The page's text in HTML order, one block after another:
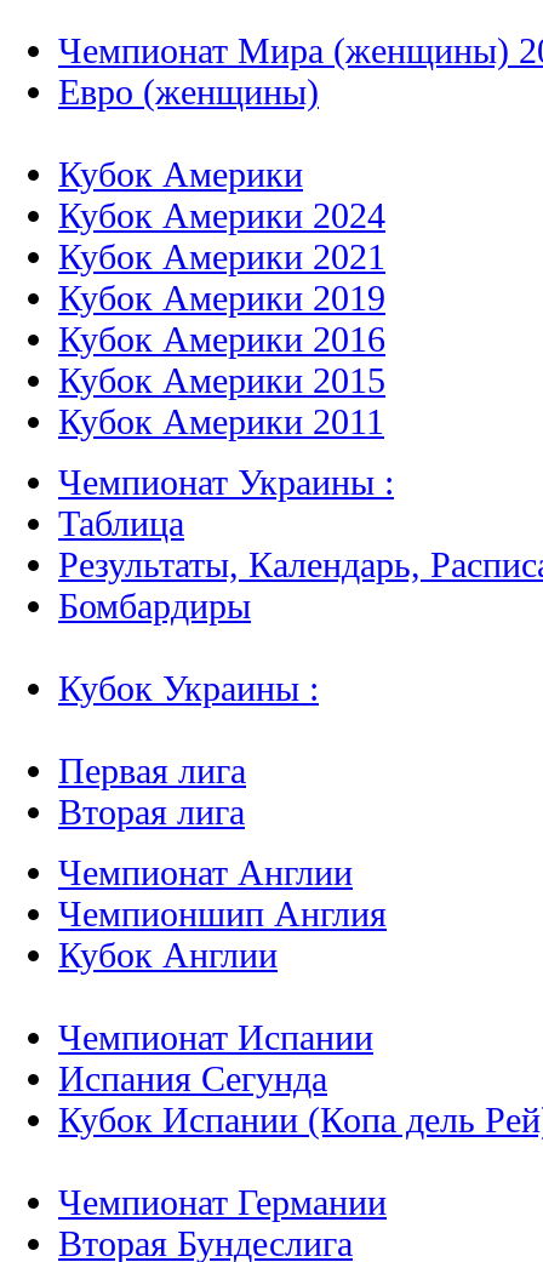
Чемпионат Мира (женщины)
Евро (женщины)
Кубок Америки
Кубок Америки 2024
Кубок Америки 2021
Кубок Америки 2019
Кубок Америки 2016
Кубок Америки 2015
Кубок Америки 2011
Чемпионат Украины :
Таблица
Результаты, Календарь,
Бомбардиры
Кубок Украины :
Первая лига
Вторая лига
Чемпионат Англии
Чемпионшип Англия
Кубок Англии
Чемпионат Испании
Испания Сегунда
Кубок Испании (Копа дель
Чемпионат Германии
Вторая Бундеслига